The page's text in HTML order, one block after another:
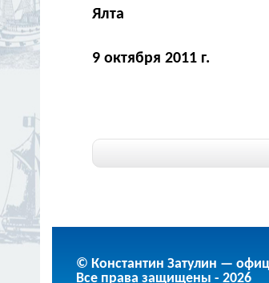
Ялта
9 октября 2011 г.
© Константин Затулин —
Все права защищены - 2026